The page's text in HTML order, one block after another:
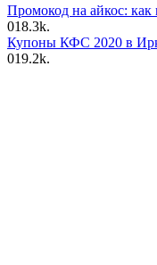
Промокод на айкос: как
018.3k.
Купоны КФС 2020 в
019.2k.